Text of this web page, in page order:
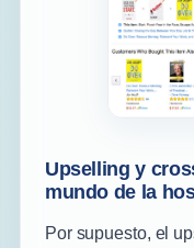
Upselling y
mundo de la
Por supuesto, el